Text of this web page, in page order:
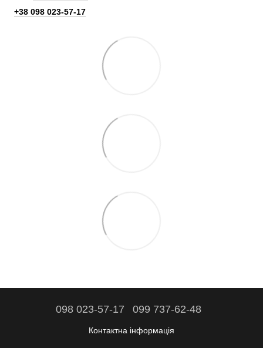
+38 098 023-57-17
098 023-57-17 099 737-62-48
Контактна інформація